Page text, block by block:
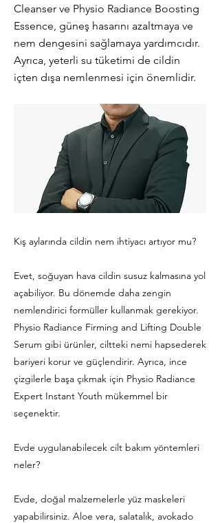
Cleanser ve Physio Radiance Boosting
Essence, güneş hasarını azaltmaya ve
nem dengesini sağlamaya yardımcıdır.
Ayrıca, yeterli su tüketimi de cildin
içten dışa nemlenmesi için önemlidir.
Kış aylarında cildin nem ihtiyacı artıyor mu?
Evet, soğuyan hava cildin susuz kalmasına yol
açabiliyor. Bu dönemde daha zengin
nemlendirici formüller kullanmak gerekiyor.
Physio Radiance Firming and Lifting Double
Serum gibi ürünler, ciltteki nemi hapsederek
bariyeri korur ve güçlendirir. Ayrıca, ince
çizgilerle başa çıkmak için Physio Radiance
Expert Instant Youth mükemmel bir
seçenektir.
Evde uygulanabilecek cilt bakım yöntemleri
neler?
Evde, doğal malzemelerle yüz maskeleri
yapabilirsiniz. Aloe vera, salatalık, avokado